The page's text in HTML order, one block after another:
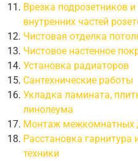
Врезка подрозетников и
внутренних частей
Чистовая отделка
Чистовое настенное
Установка радиаторов
Сантехнические работы
Укладка ламината,
линолеума
Монтаж межкомнатных
Расстановка гарнитура
техники